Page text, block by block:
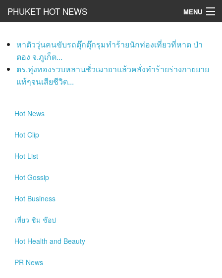
PHUKET HOT NEWS MENU
HotClip
List
เที่ยว ชิม ช๊อป
หาตัววุ่นคนขับรถตุ๊กตุ๊กรุมทำร้ายนักท่องเที่ยวที่หาด ป่า
ตอง จ.ภูเก็ต...
ตร.ทุ่งทองรวบหลานชั่วเมายาแล้วคลั่งทำร้ายร่างกายยาย
แท้ๆจนเสียชีวิต...
Hot News
Hot Clip
Hot List
Hot Gossip
Hot Business
เที่ยว ชิม ช๊อป
Hot Health and Beauty
PR News